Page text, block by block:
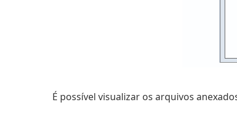
É possível visualizar os arquivos